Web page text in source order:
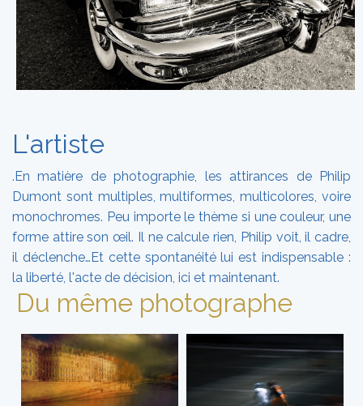
L'artiste
.En matière de photographie, les attirances de Philip
Dumont sont multiples, multiformes, multicolores, voire
monochromes. Peu importe le thème si une couleur, une
forme attire son œil. Il ne calcule rien, Philip voit, il cadre,
il déclenche…Et cette spontanéité lui est indispensable :
la liberté, l'acte de décision, ici et maintenant.
Du même photographe